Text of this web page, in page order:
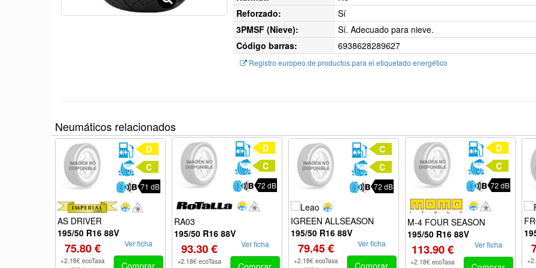
Reforzado:
Sí
3PMSF (Nieve):
Sí. Adecuado para nieve.
Código barras:
6938628289627
Registro europeo de productos para el etiquetado energético
Neumáticos relacionados
D
C
71 dB
AS DRIVER
195/50 R16 88V
75.80 €
+2.18€ ecoTasa
Ver ficha
D
C
72 dB
RA03
195/50 R16 88V
93.30 €
+2.18€ ecoTasa
Ver ficha
C
C
72 dB
IGREEN ALLSEASON
195/50 R16 88V
79.45 €
+2.18€ ecoTasa
Ver ficha
D
C
72 dB
M-4 FOUR SEASON
195/50 R16 88V
113.90 €
+2.18€ ecoTasa
Ver ficha